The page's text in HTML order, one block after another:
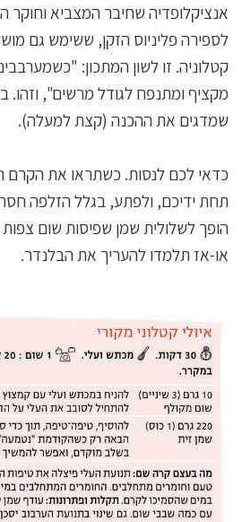
לספירה פליניוס הזקן, ששימש גם
קטלוניה. זו לשון המתכון:
מקציף ומתנפח לגודל מרשים", וזהו.
שמדגים את ההכנה (קצת למעלה).
כדאי לכם לנסות. כשתראו את הקרם
תחת ידיכם, ולפתע, בגלל הזלפה
הופך לשלולית שמן שפיסות שום
או-אז תלמדו להעריך את הבלנדר.